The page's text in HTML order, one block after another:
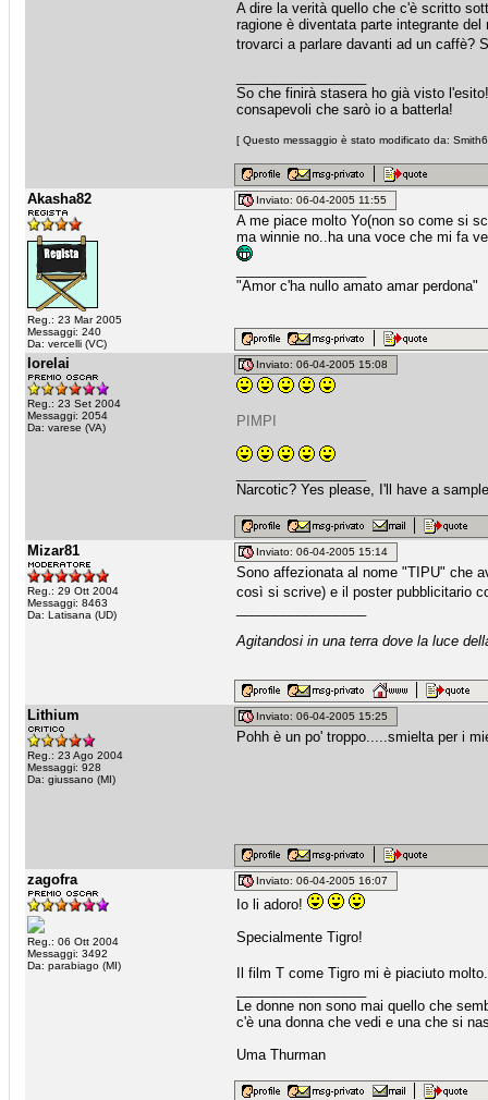
A dire la verità quello che c'è scritto
ragione è diventata parte integrante
trovarci a parlare davanti ad un caffè?
So che finirà stasera ho già visto
consapevoli che sarò io a batterla!
[ Questo messaggio è stato modificato da:
Akasha82
Reg.: 23 Mar 2005
Messaggi: 240
Da: vercelli (VC)
Inviato: 06-04-2005 11:55
A me piace molto Yo(non so come si
ma winnie no..ha una voce che mi fa
"Amor c'ha nullo amato amar perdona"
lorelai
Reg.: 23 Set 2004
Messaggi: 2054
Da: varese (VA)
Inviato: 06-04-2005 15:08
PIMPI
Narcotic? Yes please, I'll have a
Mizar81
Reg.: 29 Ott 2004
Messaggi: 8463
Da: Latisana (UD)
Inviato: 06-04-2005 15:14
Sono affezionata al nome "TIPU" che
così si scrive) e il poster pubblicitario
Agitandosi in una terra dove la luce
Lithium
Reg.: 23 Ago 2004
Messaggi: 928
Da: giussano (MI)
Inviato: 06-04-2005 15:25
Pohh è un po' troppo.....smielta per i
zagofra
Reg.: 06 Ott 2004
Messaggi: 3492
Da: parabiago (MI)
Inviato: 06-04-2005 16:07
Io li adoro!
Specialmente Tigro!
Il film T come Tigro mi è piaciuto
Le donne non sono mai quello che
c'è una donna che vedi e una che si
Uma Thurman